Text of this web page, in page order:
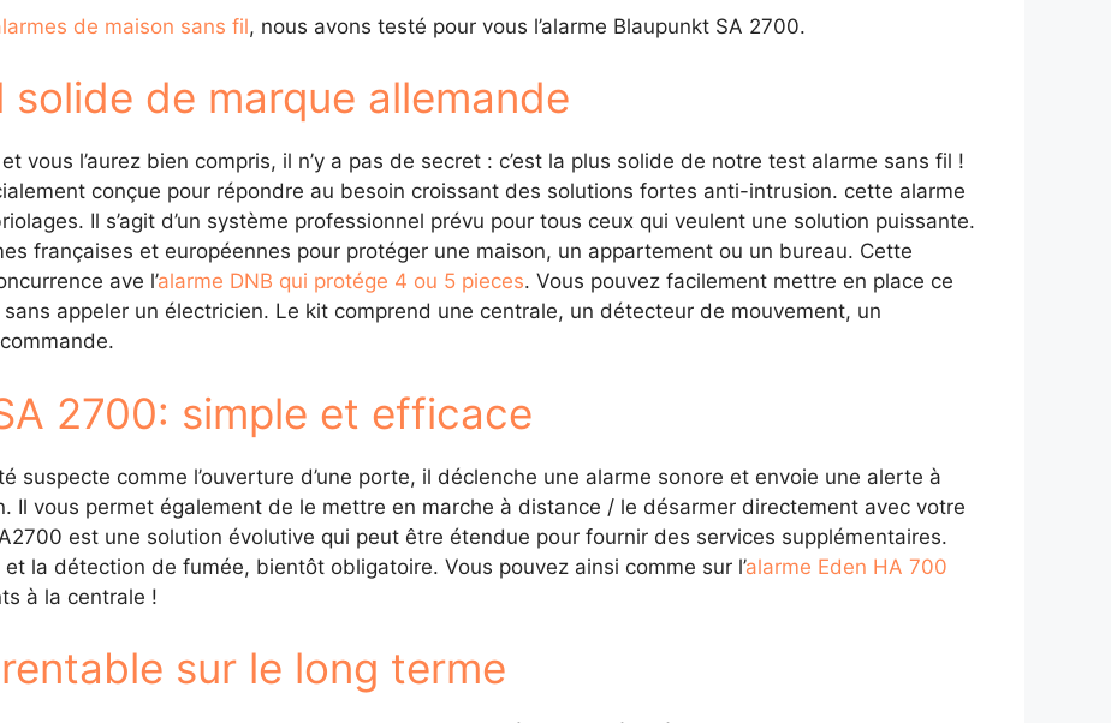
de maison sans fil, nous avons testé pour vous l’alarme Blaupunkt SA 2700.
solide de marque allemande
vous l’aurez bien compris, il n’y a pas de secret : c’est la plus solide de notre test alarme sans fil !
conçue pour répondre au besoin croissant des solutions fortes anti-intrusion. cette alarme
Il s’agit d’un système professionnel prévu pour tous ceux qui veulent une solution puissante.
françaises et européennes pour protéger une maison, un appartement ou un bureau. Cette
ave l’alarme DNB qui protége 4 ou 5 pieces. Vous pouvez facilement mettre en place ce
appeler un électricien. Le kit comprend une centrale, un détecteur de mouvement, un
2700: simple et efficace
suspecte comme l’ouverture d’une porte, il déclenche une alarme sonore et envoie une alerte à
Il vous permet également de le mettre en marche à distance / le désarmer directement avec votre
est une solution évolutive qui peut être étendue pour fournir des services supplémentaires.
la détection de fumée, bientôt obligatoire. Vous pouvez ainsi comme sur l’alarme Eden HA 700
à la centrale !
sur le long terme